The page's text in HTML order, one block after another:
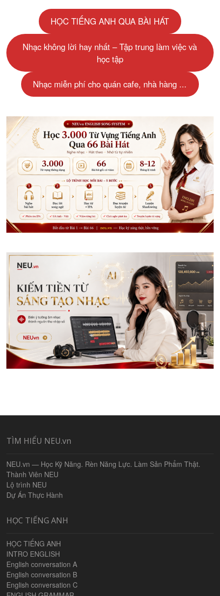
HỌC TIẾNG ANH QUA BÀI HÁT
Nhạc không lời hay nhất – Tập trung làm việc và
học tập
Nhạc miễn phí cho quán cafe, nhà hàng ...
TÌM HIỂU NEU.vn
NEU.vn — Học Kỹ Năng. Rèn Năng Lực. Làm Sản Phẩm Thật.
Thành Viên NEU
Lộ trình NEU
Dự Án Thực Hành
HỌC TIẾNG ANH
HỌC TIẾNG ANH
INTRO ENGLISH
English conversation A
English conversation B
English conversation C